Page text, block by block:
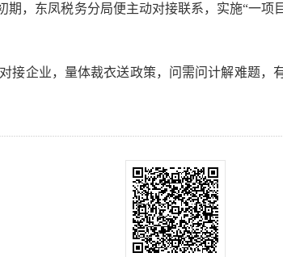
，东凤税务分局便主动对接联系，实施“一项
接企业，量体裁衣送政策，问需问计解难题